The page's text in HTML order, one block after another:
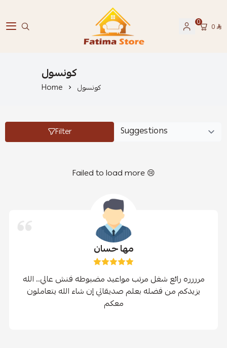
فاطمة ستور Fatima Store
0 0
كونسول
Home كونسول
Filter
Failed to load more 😢
مها حسان
مرررره رائع شغل مرتب مواعيد مضبوطه فنش عالي.. الله
يزيدكم من فضله بعلم صديقاتي إن شاء الله يتعاملون
معكم